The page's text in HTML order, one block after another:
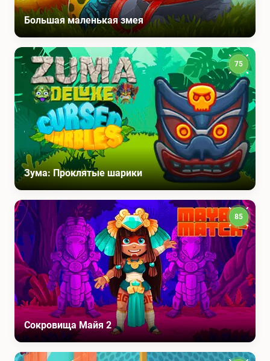
Большая маленькая змея
Зума: Проклятые шарики
75
Сокровища Майя 2
85